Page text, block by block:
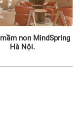
non MindSpring
Hà Nội.